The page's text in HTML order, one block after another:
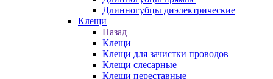
Длинногубцы диэлектрические
Клещи
Назад
Клещи
Клещи для зачистки проводов
Клещи слесарные
Клещи переставные